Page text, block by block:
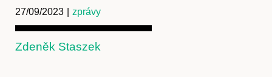
27/09/2023 zprávy
Zdeněk Staszek